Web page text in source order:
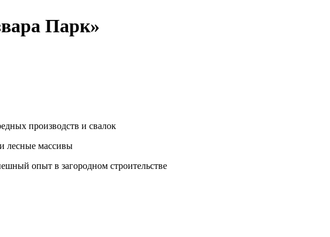
Парк»
производств и свалок
лесные массивы
опыт в загородном строительстве